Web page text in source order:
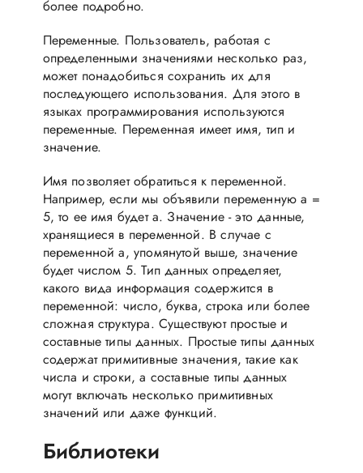
более подробно.
Переменные. Пользователь, работая с
определенными значениями несколько раз,
может понадобиться сохранить их для
последующего использования. Для этого в
языках программирования используются
переменные. Переменная имеет имя, тип и
значение.
Имя позволяет обратиться к переменной.
Например, если мы объявили переменную a =
5, то ее имя будет a. Значение - это данные,
хранящиеся в переменной. В случае с
переменной a, упомянутой выше, значение
будет числом 5. Тип данных определяет,
какого вида информация содержится в
переменной: число, буква, строка или более
сложная структура. Существуют простые и
составные типы данных. Простые типы данных
содержат примитивные значения, такие как
числа и строки, а составные типы данных
могут включать несколько примитивных
значений или даже функций.
Библиотеки